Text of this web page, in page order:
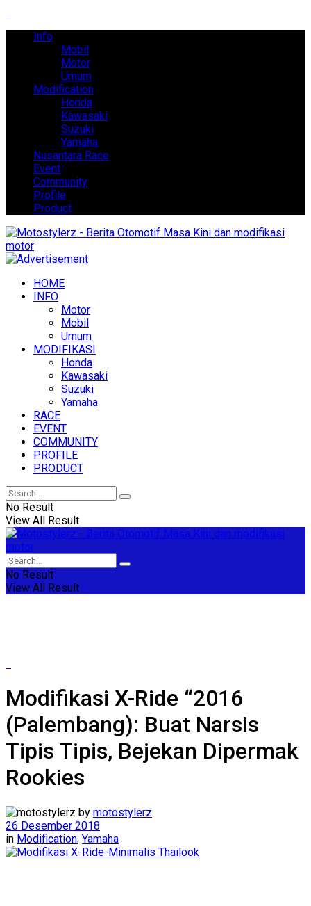
Info
Mobil
Motor
Umum
Modification
Honda
Kawasaki
Suzuki
Yamaha
Nusantara Race
Event
Community
Profile
Product
HOME
INFO
Motor
Mobil
Umum
MODIFIKASI
Honda
Kawasaki
Suzuki
Yamaha
RACE
EVENT
COMMUNITY
PROFILE
PRODUCT
No Result
View All Result
No Result
View All Result
Modifikasi X-Ride “2016
(Palembang): Buat Narsis
Tipis Tipis, Bejekan Dipermak
Rookies
by motostylerz
26 Desember 2018
in Modification, Yamaha